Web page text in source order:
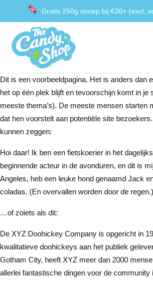
Gratis 250g snoep bij €30+ (excl.
Gratis verzending in Nederland
Achteraf betalen met
Dit is een voorbeeldpagina. Het is anders dan
het op één plek blijft en tevoorschijn komt in je
meeste thema’s). De meeste mensen starten
dat hen voorstelt aan potentiële site
kunnen zeggen:
Hoi daar! Ik ben een fietskoerier in het
beginnende acteur in de avonduren, en dit is
Angeles, heb een leuke hond genaamd Jack
coladas. (En overvallen worden door de regen.)
…of zoiets als dit:
De XYZ Doohickey Company is opgericht in
kwalitatieve doohickeys aan het publiek
Gotham City, heeft XYZ meer dan 2000
allerlei fantastische dingen voor de community